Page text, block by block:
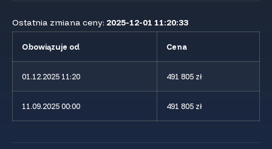
Ostatnia zmiana ceny: 2025-12-01 11:20:33
Obowiązuje od Cena
01.12.2025 11:20 491 805 zł
11.09.2025 00:00 491 805 zł